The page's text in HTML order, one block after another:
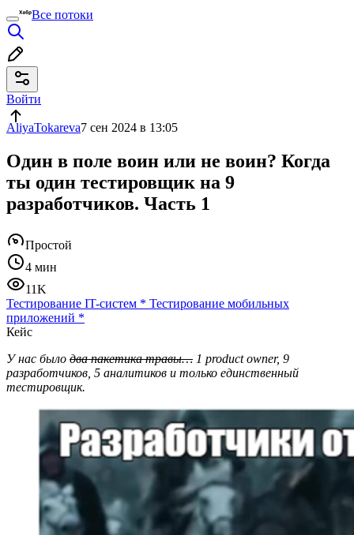
Все потоки
Войти
AliyaTokareva7 сен 2024 в 13:05
Один в поле воин или не воин? Когда
ты один тестировщик на 9
разработчиков. Часть 1
Простой
4 мин
11K
Тестирование IT-систем * Тестирование мобильных
приложений *
Кейс
У нас было два пакетика травы… 1 product owner, 9
разработчиков, 5 аналитиков и только единственный
тестировщик.